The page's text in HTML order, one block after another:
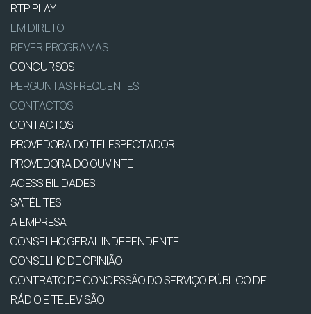
RTP PLAY
EM DIRETO
REVER PROGRAMAS
CONCURSOS
PERGUNTAS FREQUENTES
CONTACTOS
CONTACTOS
PROVEDORA DO TELESPECTADOR
PROVEDORA DO OUVINTE
ACESSIBILIDADES
SATÉLITES
A EMPRESA
CONSELHO GERAL INDEPENDENTE
CONSELHO DE OPINIÃO
CONTRATO DE CONCESSÃO DO SERVIÇO PÚBLICO DE
RÁDIO E TELEVISÃO